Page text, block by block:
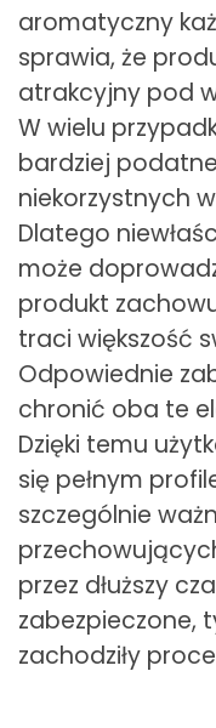
aromatyczny
sprawia, że
atrakcyjny pod
W wielu
bardziej
niekorzystnych
Dlatego
może
produkt
traci większość
Odpowiednie
chronić oba te
Dzięki temu
się pełnym
szczególnie
przez dłuższy
zabezpieczone,
zachodziły